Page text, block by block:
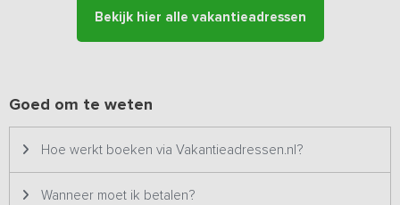
Vanuit de verblijfsruimte loop je zo de veranda in van waaruit je
een prachtig uitzicht hebt op de tuin.
bedden opgemaakt en liggen de handdoeken klaar. Op aanvraag
de tuin.
De bijzondere tuin in combinatie met de ruime comfortabele
Bekijk hier alle vakantieadressen
Goed om te weten
Hoe werkt boeken via Vakantieadressen.nl?
Wanneer moet ik betalen?